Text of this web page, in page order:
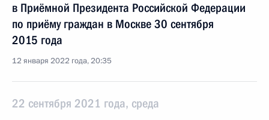
в Приёмной Президента Российской Федерации
по приёму граждан в Москве 30 сентября
2015 года
12 января 2022 года, 20:35
22 сентября 2021 года, среда